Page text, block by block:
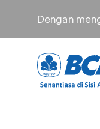
Dengan